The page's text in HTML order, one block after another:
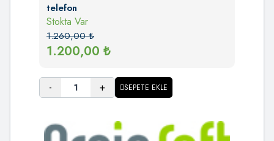
telefon
Stokta Var
1.260,00₺
1.200,00 ₺
- + SEPETE EKLE